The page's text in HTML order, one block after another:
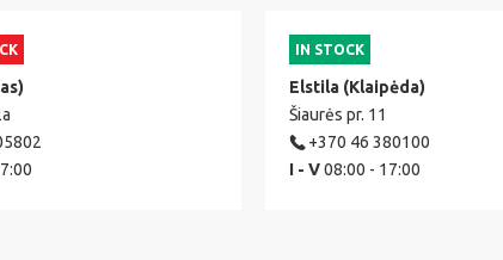
IN STOCK
Elstila (Klaipėda)
Šiaurės pr. 11
+370 46 380100
I - V08:00 - 17:00